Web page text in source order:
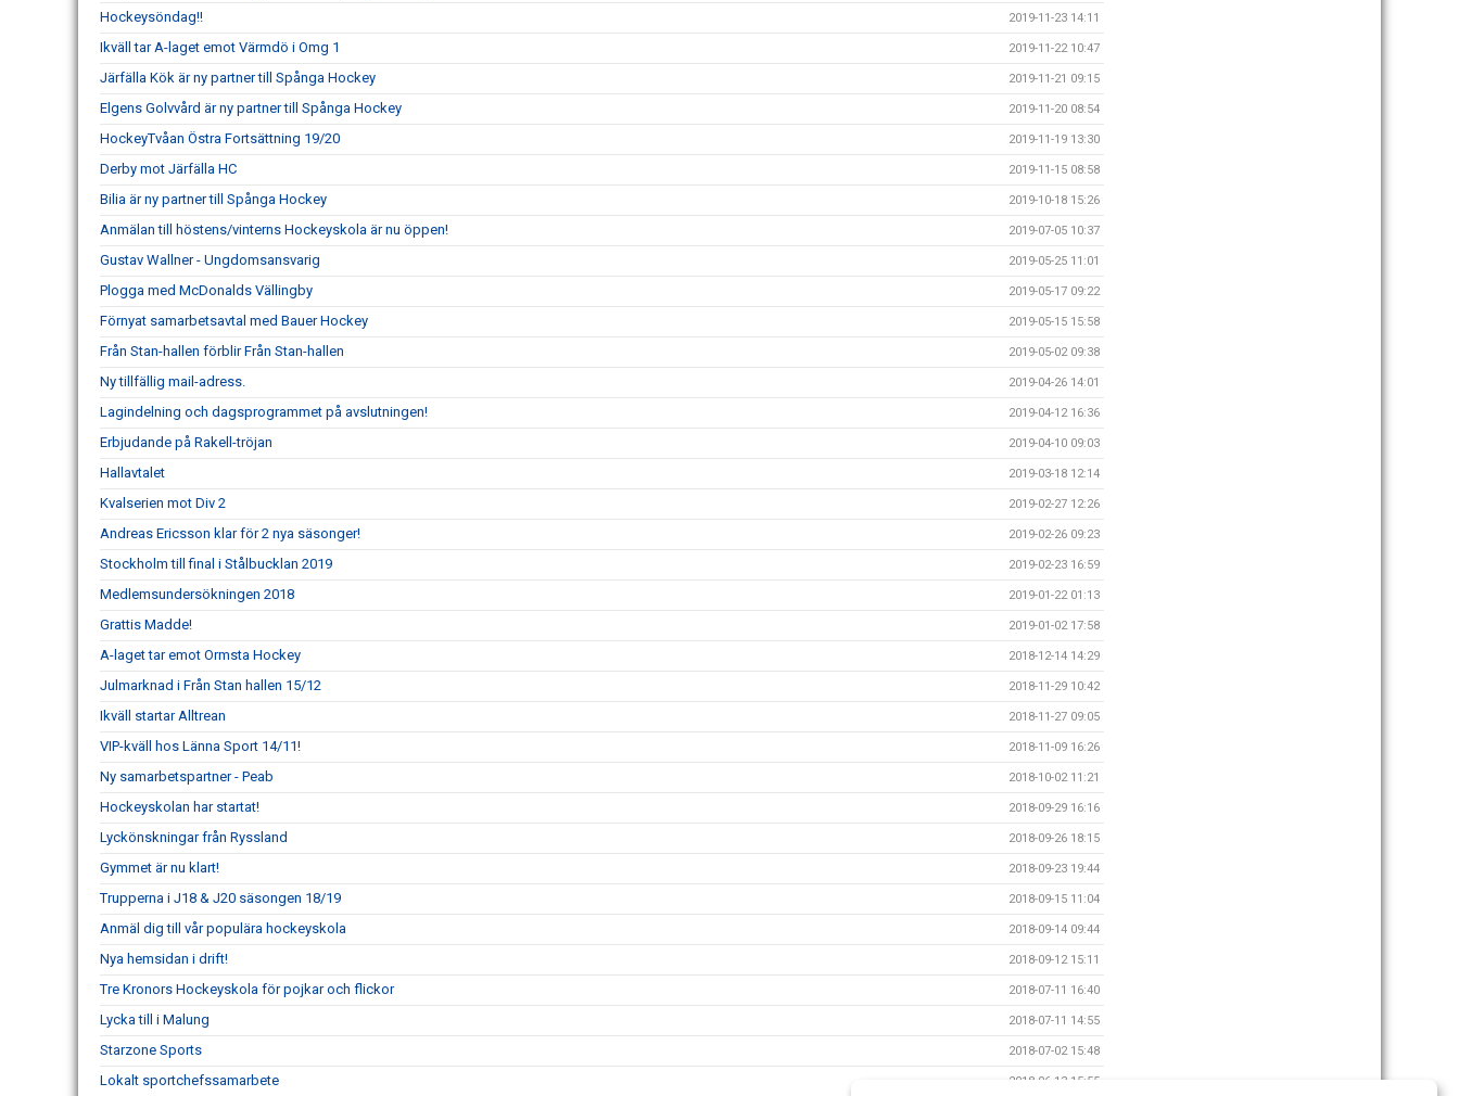
Hockeysöndag!! 2019-11-23 14:11
Ikväll tar A-laget emot Värmdö i Omg 1 2019-11-22 10:47
Järfälla Kök är ny partner till Spånga Hockey 2019-11-21 09:15
Elgens Golvvård är ny partner till Spånga Hockey 2019-11-20 08:54
HockeyTvåan Östra Fortsättning 19/20 2019-11-19 13:30
Derby mot Järfälla HC 2019-11-15 08:58
Bilia är ny partner till Spånga Hockey 2019-10-18 15:26
Anmälan till höstens/vinterns Hockeyskola är nu öppen! 2019-07-05 10:37
Gustav Wallner - Ungdomsansvarig 2019-05-25 11:01
Plogga med McDonalds Vällingby 2019-05-17 09:22
Förnyat samarbetsavtal med Bauer Hockey 2019-05-15 15:58
Från Stan-hallen förblir Från Stan-hallen 2019-05-02 09:38
Ny tillfällig mail-adress. 2019-04-26 14:01
Lagindelning och dagsprogrammet på avslutningen! 2019-04-12 16:36
Erbjudande på Rakell-tröjan 2019-04-10 09:03
Hallavtalet 2019-03-18 12:14
Kvalserien mot Div 2 2019-02-27 12:26
Andreas Ericsson klar för 2 nya säsonger! 2019-02-26 09:23
Stockholm till final i Stålbucklan 2019 2019-02-23 16:59
Medlemsundersökningen 2018 2019-01-22 01:13
Grattis Madde! 2019-01-02 17:58
A-laget tar emot Ormsta Hockey 2018-12-14 14:29
Julmarknad i Från Stan hallen 15/12 2018-11-29 10:42
Ikväll startar Alltrean 2018-11-27 09:05
VIP-kväll hos Länna Sport 14/11! 2018-11-09 16:26
Ny samarbetspartner - Peab 2018-10-02 11:21
Hockeyskolan har startat! 2018-09-29 16:16
Lyckönskningar från Ryssland 2018-09-26 18:15
Gymmet är nu klart! 2018-09-23 19:44
Trupperna i J18 & J20 säsongen 18/19 2018-09-15 11:04
Anmäl dig till vår populära hockeyskola 2018-09-14 09:44
Nya hemsidan i drift! 2018-09-12 15:11
Tre Kronors Hockeyskola för pojkar och flickor 2018-07-11 16:40
Lycka till i Malung 2018-07-11 14:55
Starzone Sports 2018-07-02 15:48
Lokalt sportchefssamarbete 2018-06-13 15:55